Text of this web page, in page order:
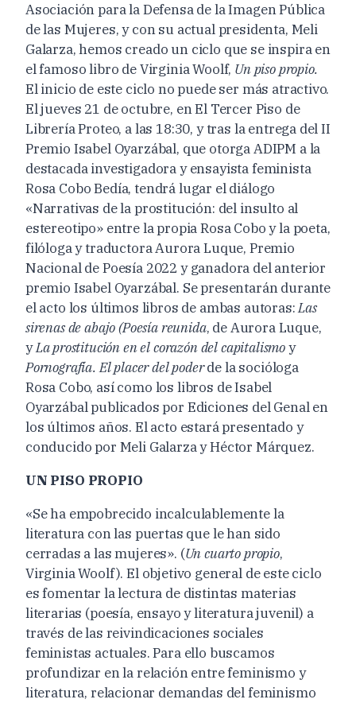
Asociación para la Defensa de la Imagen Pública
de las Mujeres, y con su actual presidenta, Meli
Galarza, hemos creado un ciclo que se inspira en
el famoso libro de Virginia Woolf, Un piso propio.
El inicio de este ciclo no puede ser más atractivo.
El jueves 21 de octubre, en El Tercer Piso de
Librería Proteo, a las 18:30, y tras la entrega del II
Premio Isabel Oyarzábal, que otorga ADIPM a la
destacada investigadora y ensayista feminista
Rosa Cobo Bedía, tendrá lugar el diálogo
«Narrativas de la prostitución: del insulto al
estereotipo» entre la propia Rosa Cobo y la poeta,
filóloga y traductora Aurora Luque, Premio
Nacional de Poesía 2022 y ganadora del anterior
premio Isabel Oyarzábal. Se presentarán durante
el acto los últimos libros de ambas autoras:Las
sirenas de abajo (Poesía reunida, de Aurora Luque,
yLa prostitución en el corazón del capitalismoy
Pornografía. El placer del poderde la socióloga
Rosa Cobo, así como los libros de Isabel
Oyarzábal publicados por Ediciones del Genal en
los últimos años. El acto estará presentado y
conducido por Meli Galarza y Héctor Márquez.
UN PISO PROPIO
«Se ha empobrecido incalculablemente la
literatura con las puertas que le han sido
cerradas a las mujeres». (Un cuarto propio,
Virginia Woolf). El objetivo general de este ciclo
es fomentar la lectura de distintas materias
literarias (poesía, ensayo y literatura juvenil) a
través de las reivindicaciones sociales
feministas actuales. Para ello buscamos
profundizar en la relación entre feminismo y
literatura, relacionar demandas del feminismo